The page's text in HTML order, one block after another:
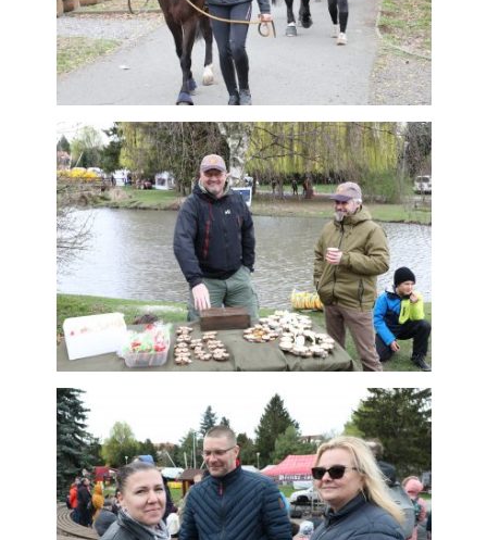
návštěvě,
ztrácíme
našich
opatření.
Personalizované
soubory cookie
Používáme rovněž
soubory cookie a
další technologie,
abychom
přizpůsobili naše
webové stránky
potřebám a
zájmům našich
návštěvníků.
Reklamní cookies
Reklamní cookies